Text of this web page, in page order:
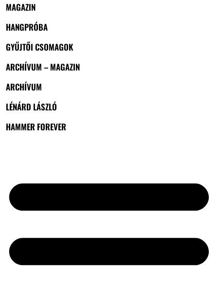
MAGAZIN
HANGPRÓBA
GYŰJTŐI CSOMAGOK
ARCHÍVUM – MAGAZIN
ARCHÍVUM
LÉNÁRD LÁSZLÓ
HAMMER FOREVER